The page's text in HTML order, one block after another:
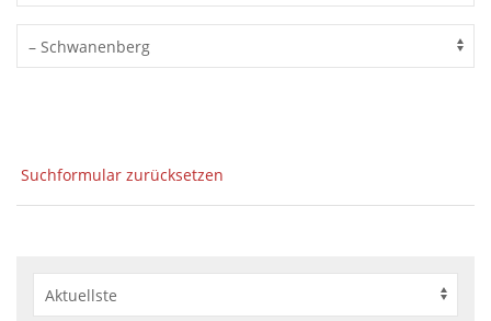
Suchformular zurücksetzen